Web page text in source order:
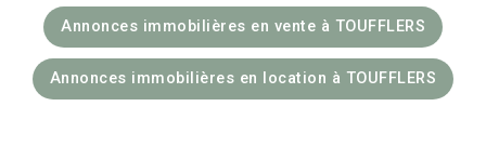
Annonces immobilières en vente à TOUFFLERS
Annonces immobilières en location à TOUFFLERS